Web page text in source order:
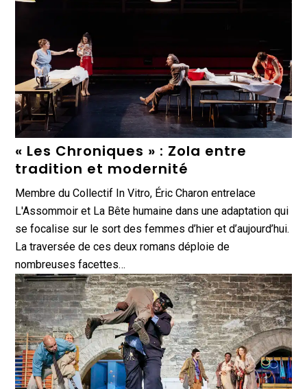
« Les Chroniques » : Zola entre
tradition et modernité
Membre du Collectif In Vitro, Éric Charon entrelace
L'Assommoir et La Bête humaine dans une adaptation qui
se focalise sur le sort des femmes d’hier et d’aujourd’hui.
La traversée de ces deux romans déploie de
nombreuses facettes…